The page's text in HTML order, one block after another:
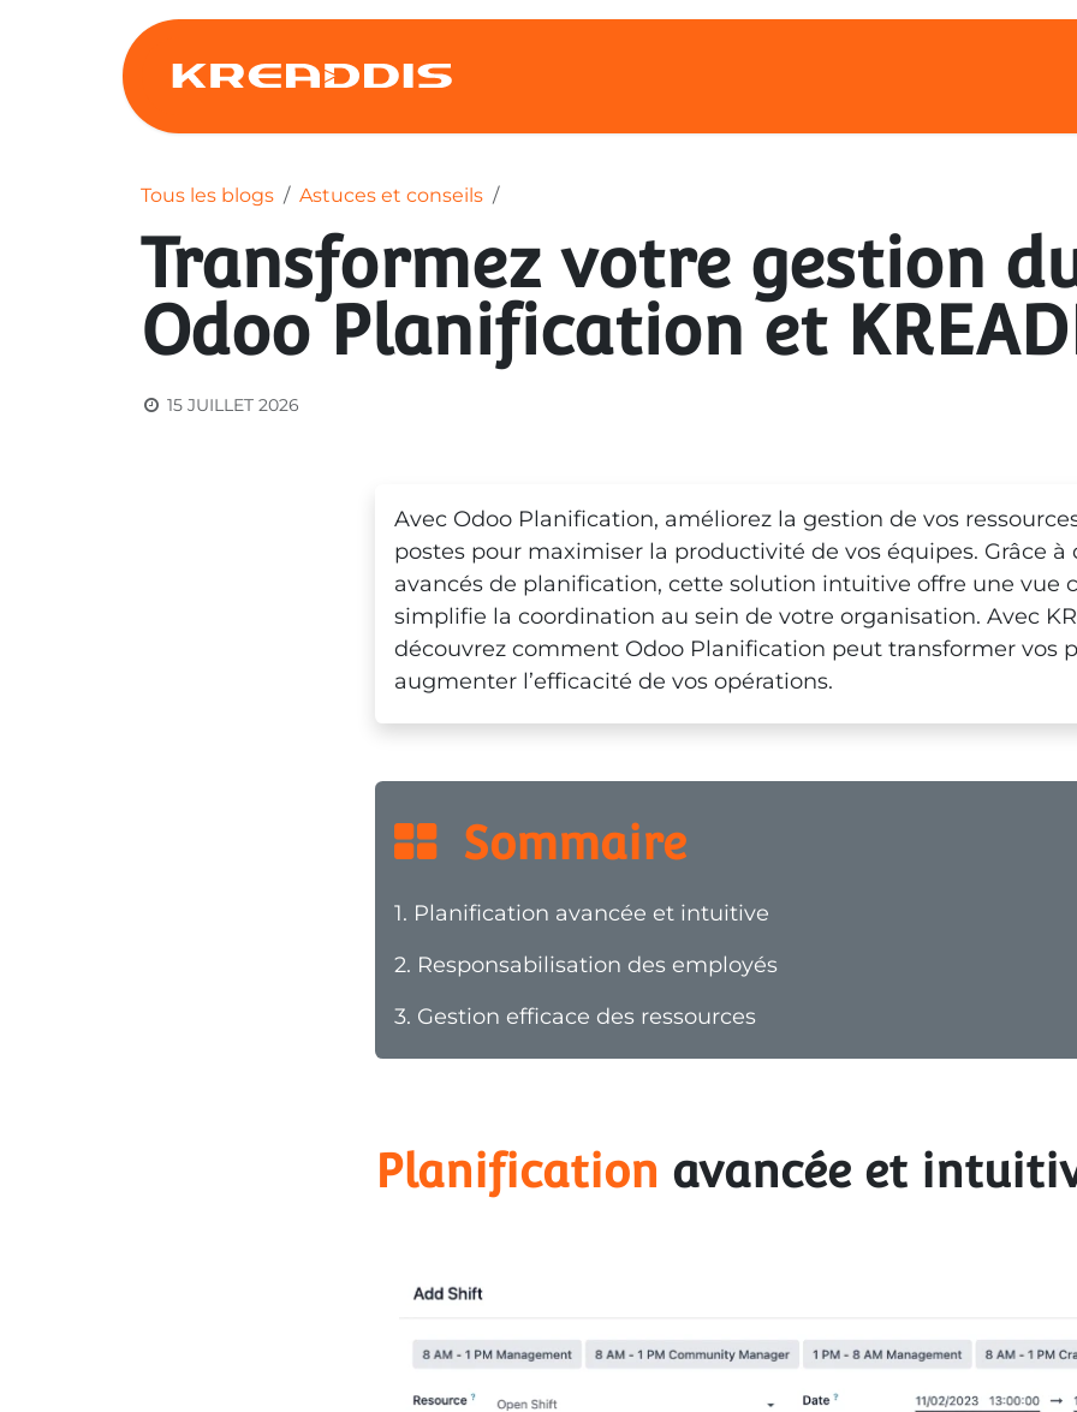
Se rendre au contenu
Tous les blogs Astuces et conseils
Transformez votre gestion
Odoo Planification et
15 JUILLET 2026
Avec Odoo Planification, améliorez la gestion de vos
postes pour maximiser la productivité de vos équipes. Grâce à
avancés de planification, cette solution intuitive offre une vue
simplifie la coordination au sein de votre organisation. Avec
découvrez comment Odoo Planification peut transformer vos
augmenter l’efficacité de vos opérations.
  Sommaire
1. Planification avancée et intuitive
2. Responsabilisation des employés
3. Gestion efficace des ressources
Planification avancée et